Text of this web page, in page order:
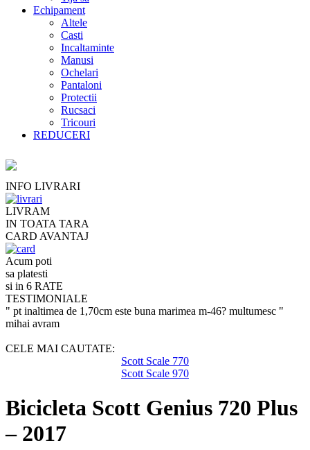
Echipament
Altele
Casti
Incaltaminte
Manusi
Ochelari
Pantaloni
Protectii
Rucsaci
Tricouri
REDUCERI
INFO LIVRARI
LIVRAM
IN TOATA TARA
CARD AVANTAJ
Acum poti
sa platesti
si in 6 RATE
TESTIMONIALE
" pt inaltimea de 1,70cm este buna marimea m-46? multumesc "
mihai avram
CELE MAI CAUTATE:
Scott Scale 770
Scott Scale 970
Bicicleta Scott Genius 720 Plus
– 2017